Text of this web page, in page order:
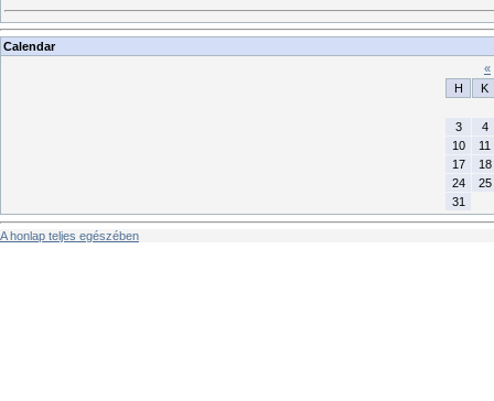
Calendar
«
H
K
3
4
10
11
17
18
24
25
31
A honlap teljes egészében